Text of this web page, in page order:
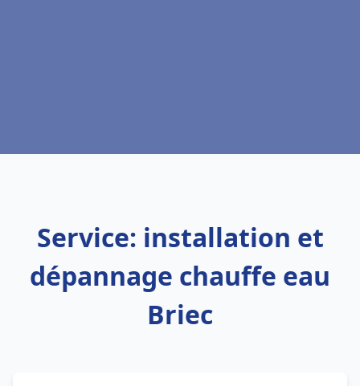
Service: installation et
dépannage chauffe eau
Briec